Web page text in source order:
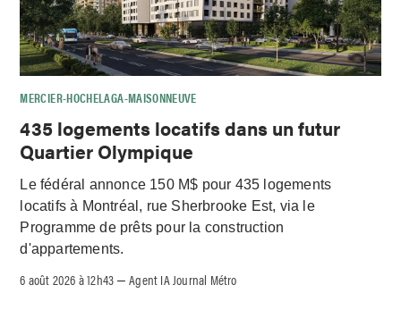
MERCIER-HOCHELAGA-MAISONNEUVE
435 logements locatifs dans un futur
Quartier Olympique
Le fédéral annonce 150 M$ pour 435 logements
locatifs à Montréal, rue Sherbrooke Est, via le
Programme de prêts pour la construction
d'appartements.
6 août 2026 à 12h43 –Agent IA Journal Métro